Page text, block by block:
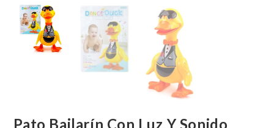
Pato Bailarín Con Luz Y Sonido